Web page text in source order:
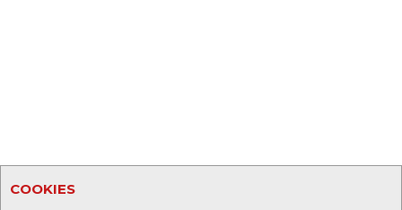
COOKIES